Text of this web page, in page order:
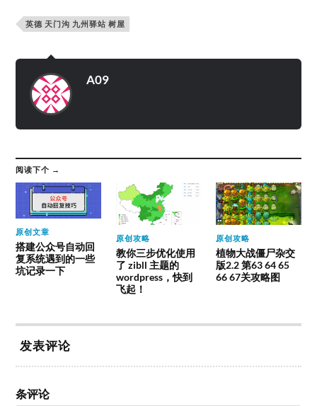
英德 天门沟 九州驿站 树屋
A09
阅读下个 →
原创文章
搭建公众号自动回
复系统遇到的一些
坑记录一下
原创攻略
教你三步优化使用
了 zibll 主题的
wordpress，快到
飞起！
原创攻略
植物大战僵尸杂交
版2.2 第63 64 65
66 67关攻略图
发表评论
条评论